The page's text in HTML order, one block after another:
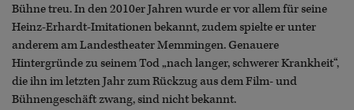
Bühne treu. In den 2010er Jahren wurde er vor allem für seine
Heinz-Erhardt-Imitationen bekannt, zudem spielte er unter
anderem am Landestheater Memmingen. Genauere
Hintergründe zu seinem Tod „nach langer, schwerer Krankheit“,
die ihn im letzten Jahr zum Rückzug aus dem Film- und
Bühnengeschäft zwang, sind nicht bekannt.